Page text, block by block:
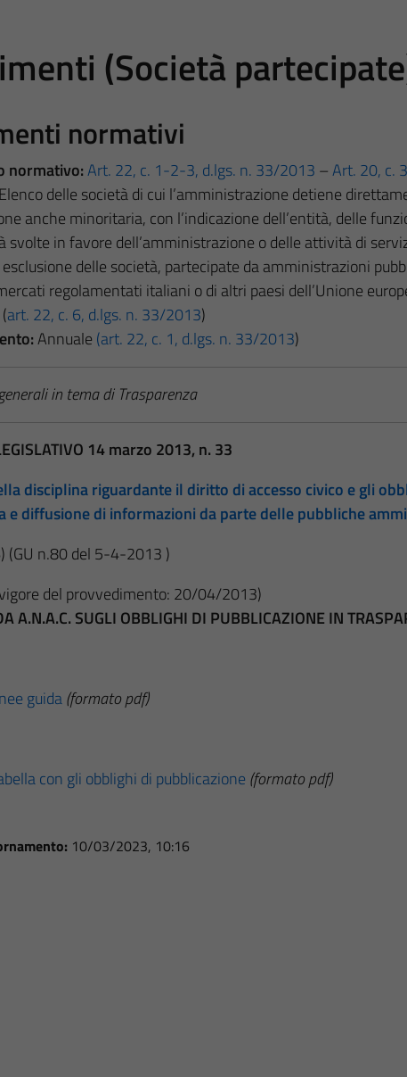
(Società
normativi
normativo:Art. 22, c. 1-2-3, d.lgs. n. 33/2013 –Art. 20, c.
Elenco delle società di cui l’amministrazione detiene
anche minoritaria, con l’indicazione dell’entità, delle
svolte in favore dell’amministrazione o delle attività di
delle società, partecipate da amministrazioni
regolamentati italiani o di altri paesi dell’Unione
art. 22, c. 6, d.lgs. n. 33/2013)
Annuale (art. 22, c. 1, d.lgs. n. 33/2013)
in tema di Trasparenza
14 marzo 2013, n. 33
disciplina riguardante il diritto di accesso civico e gli
e diffusione di informazioni da parte delle pubbliche
(GU n.80 del 5-4-2013 )
del provvedimento: 20/04/2013)
A.N.A.C. SUGLI OBBLIGHI DI PUBBLICAZIONE IN
guida(formato pdf)
con gli obblighi di pubblicazione (formato pdf)
10/03/2023, 10:16